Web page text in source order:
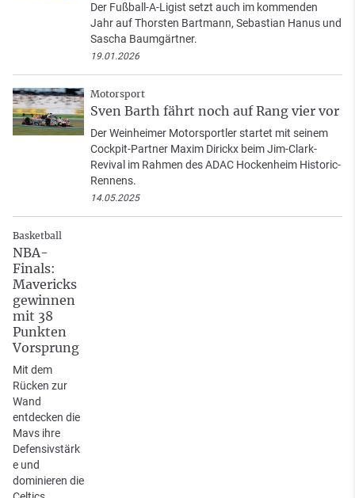
Der Fußball-A-Ligist setzt auch im kommenden
Jahr auf Thorsten Bartmann, Sebastian Hanus und
Sascha Baumgärtner.
19.01.2026
Motorsport
Sven Barth fährt noch auf Rang vier vor
Der Weinheimer Motorsportler startet mit seinem
Cockpit-Partner Maxim Dirickx beim Jim-Clark-
Revival im Rahmen des ADAC Hockenheim Historic-
Rennens.
14.05.2025
Basketball
NBA-
Finals:
Mavericks
gewinnen
mit 38
Punkten
Vorsprung
Mit dem
Rücken zur
Wand
entdecken die
Mavs ihre
Defensivstärk
e und
dominieren die